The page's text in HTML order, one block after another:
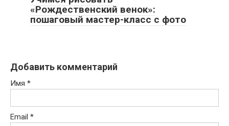
«Рождественский венок»:
пошаговый мастер-класс с фото
Добавить комментарий
Имя *
Email *